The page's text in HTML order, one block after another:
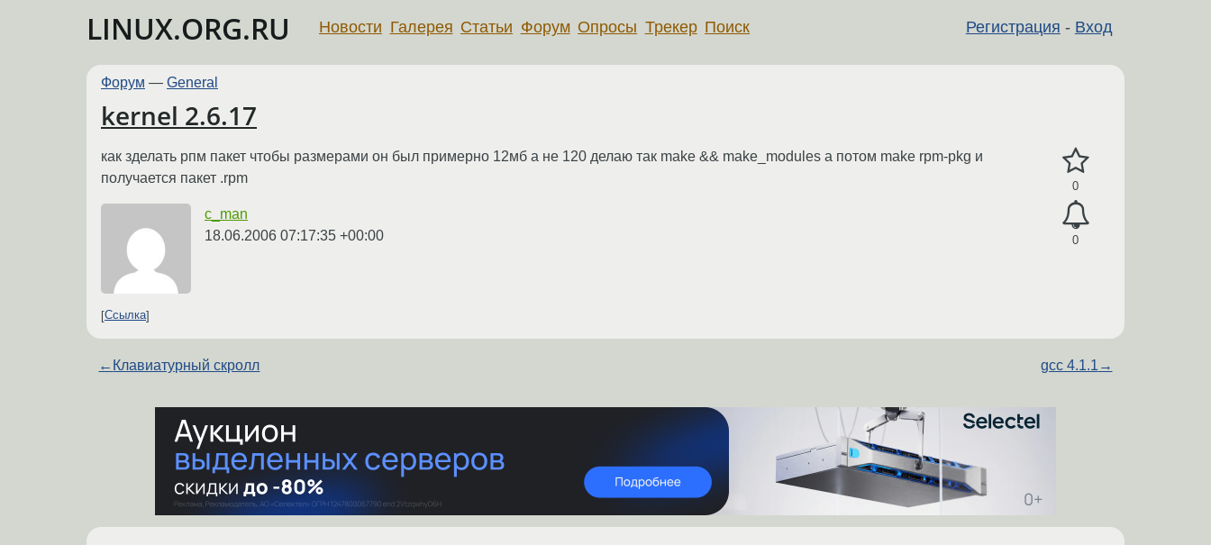
LINUX.ORG.RU Регистрация - Вход
Новости Галерея Статьи Форум Опросы Трекер Поиск
Форум — General
kernel 2.6.17
0
0
как зделать рпм пакет чтобы размерами он был примерно 12мб а не 120 делаю так make && make_modules а потом make rpm-pkg и
получается пакет .rpm
c_man
18.06.2006 07:17:35 +00:00
Ссылка
← Клавиатурный скролл gcc 4.1.1 →